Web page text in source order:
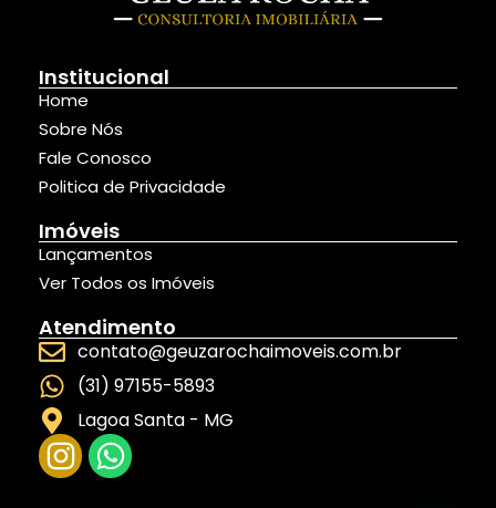
Institucional
Home
Sobre Nós
Fale Conosco
Politica de Privacidade
Imóveis
Lançamentos
Ver Todos os Imóveis
Atendimento
contato@geuzarochaimoveis.com.br
(31) 97155-5893
Lagoa Santa - MG